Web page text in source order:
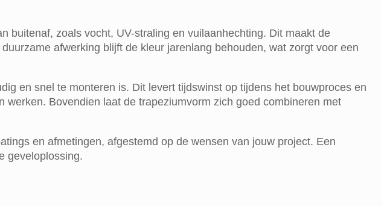
buitenaf, zoals vocht, UV-straling en vuilaanhechting. Dit maakt de
afwerking blijft de kleur jarenlang behouden, wat zorgt voor een
en snel te monteren is. Dit levert tijdswinst op tijdens het bouwproces en
Bovendien laat de trapeziumvorm zich goed combineren met
en afmetingen, afgestemd op de wensen van jouw project. Een
geveloplossing.